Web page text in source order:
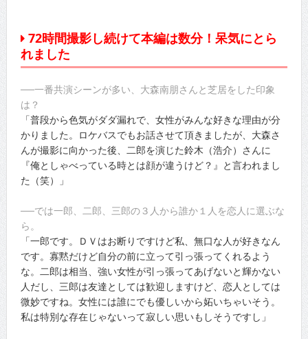
72時間撮影し続けて本編は数分！呆気にとら
れました
──一番共演シーンが多い、大森南朋さんと芝居をした印象
は？
「普段から色気がダダ漏れで、女性がみんな好きな理由が分
かりました。ロケバスでもお話させて頂きましたが、大森さ
んが撮影に向かった後、二郎を演じた鈴木（浩介）さんに
『俺としゃべっている時とは顔が違うけど？』と言われまし
た（笑）」
──では一郎、二郎、三郎の３人から誰か１人を恋人に選ぶな
ら。
「一郎です。ＤＶはお断りですけど私、無口な人が好きなん
です。寡黙だけど自分の前に立って引っ張ってくれるよう
な。二郎は相当、強い女性が引っ張ってあげないと輝かない
人だし、三郎は友達としては歓迎しますけど、恋人としては
微妙ですね。女性には誰にでも優しいから妬いちゃいそう。
私は特別な存在じゃないって寂しい思いもしそうですし」